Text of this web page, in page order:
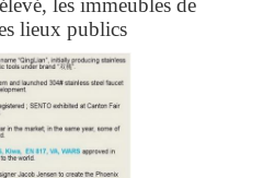
les immeubles de
lieux publics